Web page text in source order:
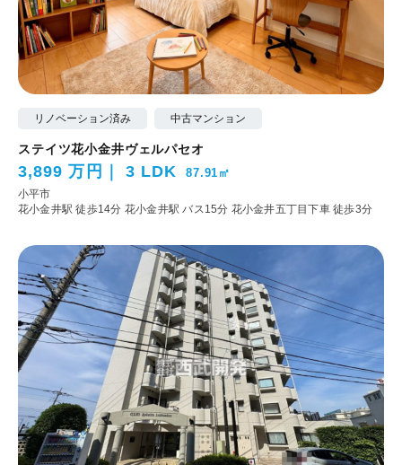
リノベーション済み 中古マンション
ステイツ花小金井ヴェルパセオ
3,899 万円 3 LDK 87.91㎡
小平市
花小金井駅 徒歩14分 花小金井駅 バス15分 花小金井五丁目下車 徒歩3分